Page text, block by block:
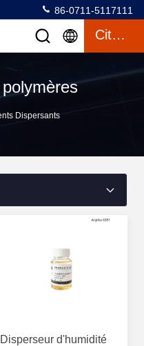
86-0711-5117111
Citation
Dispersants
Disperseur d'humidité